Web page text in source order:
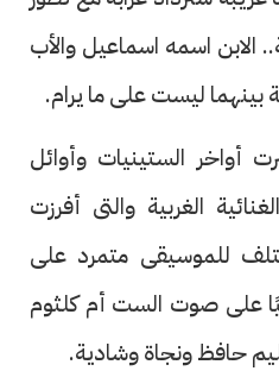
الابن اسمه اسماعيل والأب
بينهما ليست على ما يرام.
أواخر الستينيات وأوائل
الغربية والتى أفرزت
للموسيقى متمرد على
على صوت الست أم كلثوم
حافظ ونجاة وشادية.